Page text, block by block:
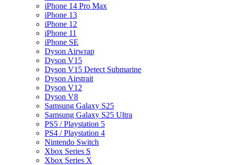
iPhone 14 Pro Max
iPhone 13
iPhone 12
iPhone 11
iPhone SE
Dyson Airwrap
Dyson V15
Dyson V15 Detect Submarine
Dyson Airstrait
Dyson V12
Dyson V8
Samsung Galaxy S25
Samsung Galaxy S25 Ultra
PS5 / Playstation 5
PS4 / Playstation 4
Nintendo Switch
Xbox Series S
Xbox Series X